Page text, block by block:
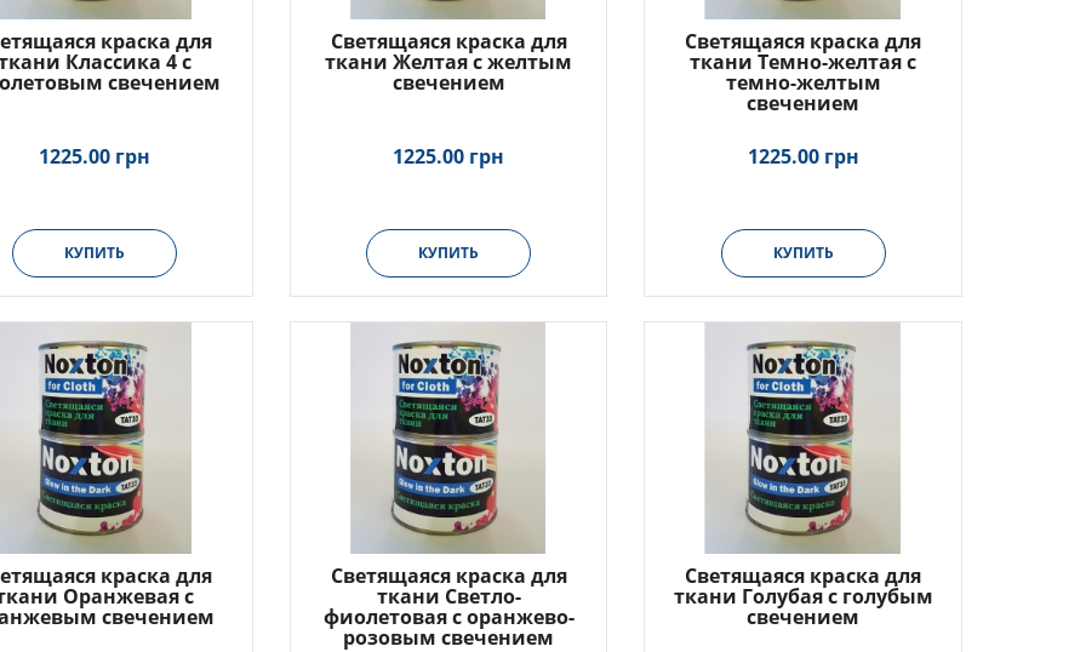
краска для
Классика 4 с
свечением
1225.00 грн
КУПИТЬ
Светящаяся краска для
ткани Желтая с желтым
свечением
1225.00 грн
КУПИТЬ
Светящаяся краска для
ткани Темно-желтая с
темно-желтым
свечением
1225.00 грн
КУПИТЬ
краска для
Оранжевая с
свечением
Светящаяся краска для
ткани Светло-
фиолетовая с оранжево-
розовым свечением
Светящаяся краска для
ткани Голубая с голубым
свечением